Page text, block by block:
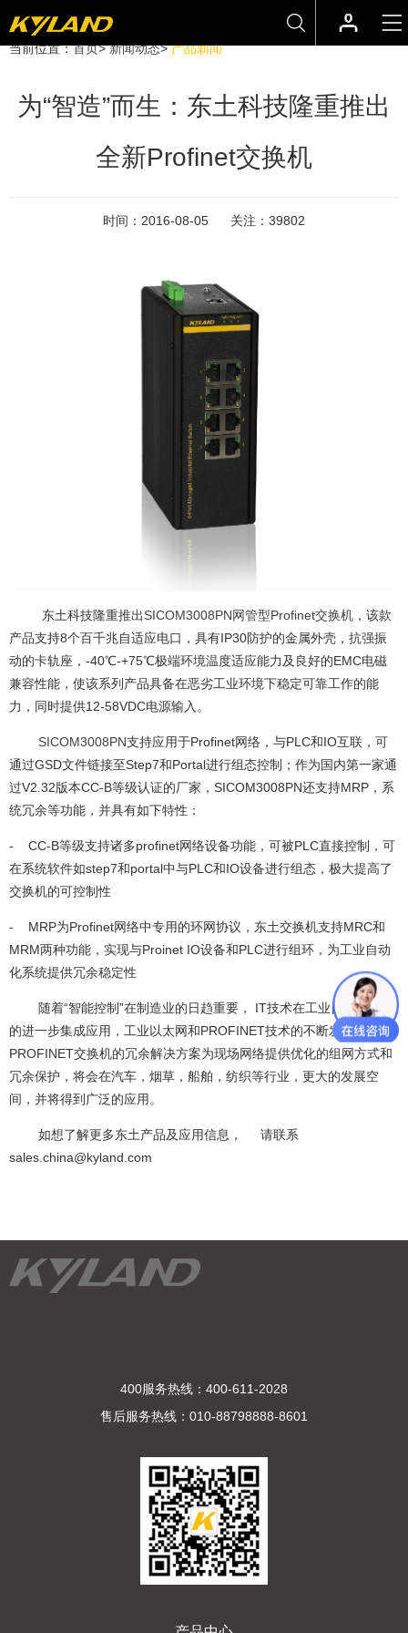
当前位置：首页>新闻动态>产品新闻
为“智造”而生：东土科技隆重推出
全新Profinet交换机
时间： 2016-08-05 关注： 39802
东土科技隆重推出SICOM3008PN网管型Profinet交换机 ，该款
产品支持8个百千兆自适应电口，具有IP30防护的金属外壳，抗强振
动的卡轨座，-40℃-+75℃极端环境温度适应能力及良好的EMC电磁
兼容性能，使该系列产品具备在恶劣工业环境下稳定可靠工作的能
力，同时提供12-58VDC电源输入。
SICOM3008PN支持应用于Profinet网络，与PLC和IO互联，可
通过GSD文件链接至Step7和Portal进行组态控制；作为国内第一家通
过V2.32版本CC-B等级认证的厂家，SICOM3008PN还支持MRP，系
统冗余等功能，并具有如下特性：
- CC-B等级支持诸多profinet网络设备功能，可被PLC直接控制，可
在系统软件如step7和portal中与PLC和IO设备进行组态，极大提高了
交换机的可控制性
- MRP为Profinet网络中专用的环网协议，东土交换机支持MRC和
MRM两种功能，实现与Proinet IO设备和PLC进行组环，为工业自动
化系统提供冗余稳定性
随着“智能控制”在制造业的日趋重要， IT技术在工业自动化系统
的进一步集成应用，工业以太网和PROFINET技术的不断发展，基于
PROFINET交换机的冗余解决方案为现场网络提供优化的组网方式和
冗余保护，将会在汽车，烟草，船舶，纺织等行业，更大的发展空
间，并将得到广泛的应用。
如想了解更多东土产品及应用信息， 请联系
sales.china@kyland.com
400服务热线：400-611-2028
售后服务热线：010-88798888-8601